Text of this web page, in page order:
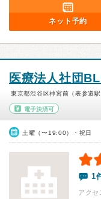
ネット予約
医療法人社団
東京都渋谷区神宮前（表参道
電子決済可
土曜（〜19:00）・祝日
1
アク